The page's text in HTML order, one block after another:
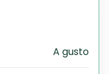
A gusto